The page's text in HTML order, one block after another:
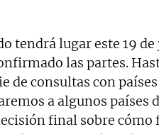
tendrá lugar este 19
las partes.
de consultas con
a algunos países
final sobre